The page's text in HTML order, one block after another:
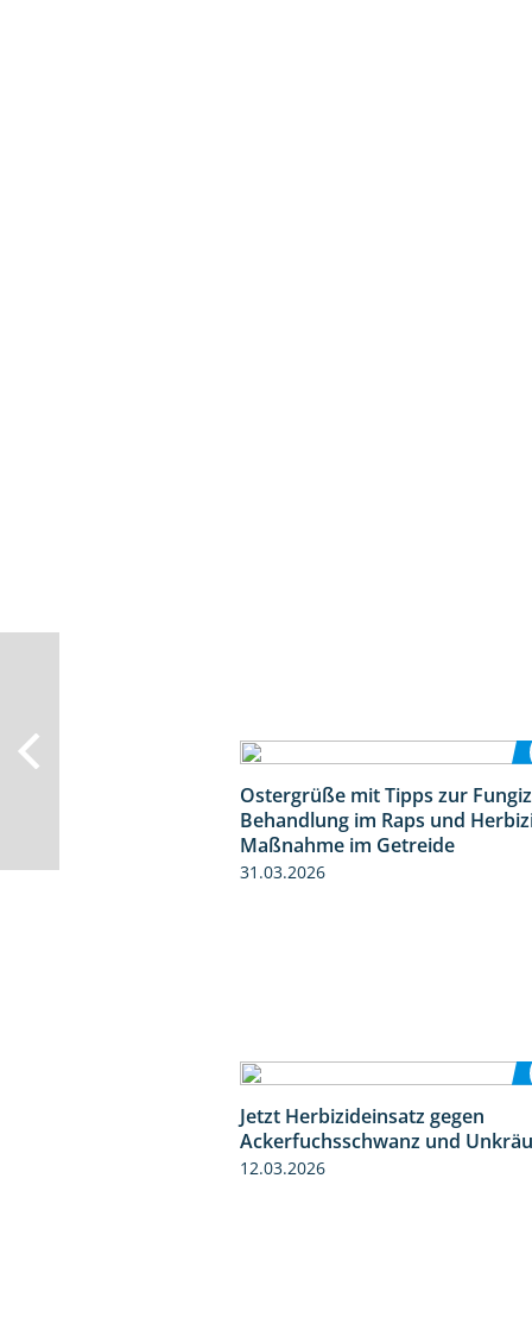
Ostergrüße mit Tipps zur
Behandlung im Raps und
Maßnahme im Getreide
31.03.2026
Jetzt Herbizideinsatz gegen
Ackerfuchsschwanz und
12.03.2026